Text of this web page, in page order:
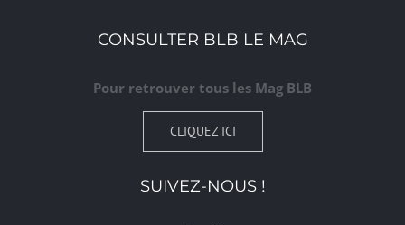
CONSULTER BLB LE MAG
Pour retrouver tous les Mag BLB
CLIQUEZ ICI
SUIVEZ-NOUS !